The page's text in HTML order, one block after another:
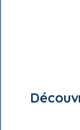
Poudre